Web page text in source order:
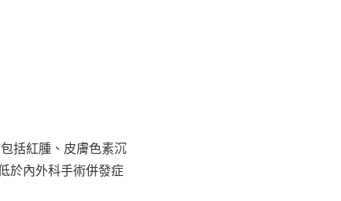
括紅腫、皮膚色素沉
於內外科手術併發症